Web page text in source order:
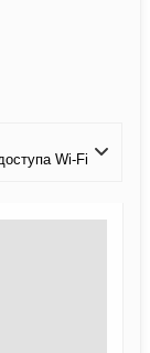
Wi-Fi